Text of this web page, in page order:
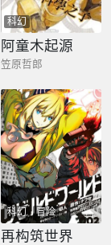
科幻
阿童木起源
笠原哲郎
科幻 冒险
再构筑世界